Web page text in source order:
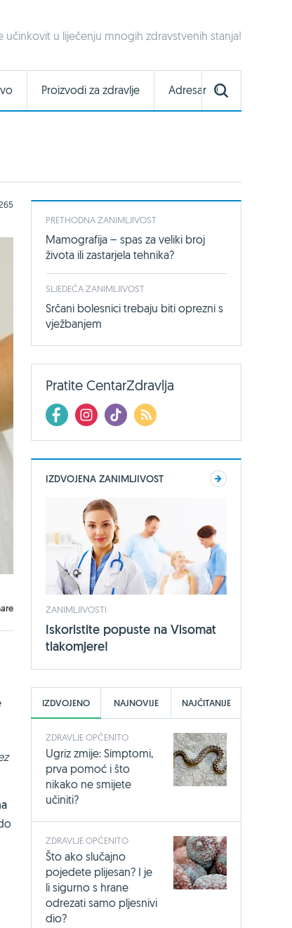
učinkovit u liječenju mnogih zdravstvenih stanja!
Proizvodi za zdravlje Adresar
PRETHODNA ZANIMLJIVOST
Mamografija – spas za veliki broj
života ili zastarjela tehnika?
SLJEDEĆA ZANIMLJIVOST
Srčani bolesnici trebaju biti oprezni s
vježbanjem
Pratite CentarZdravlja
IZDVOJENA ZANIMLJIVOST
ZANIMLJIVOSTI
Iskoristite popuste na Visomat
tlakomjere!
IZDVOJENO NAJNOVIJE NAJČITANIJE
ZDRAVLJE OPĆENITO
Ugriz zmije: Simptomi,
prva pomoć i što
nikako ne smijete
učiniti?
ZDRAVLJE OPĆENITO
Što ako slučajno
pojedete plijesan? I je
li sigurno s hrane
odrezati samo pljesnivi
dio?